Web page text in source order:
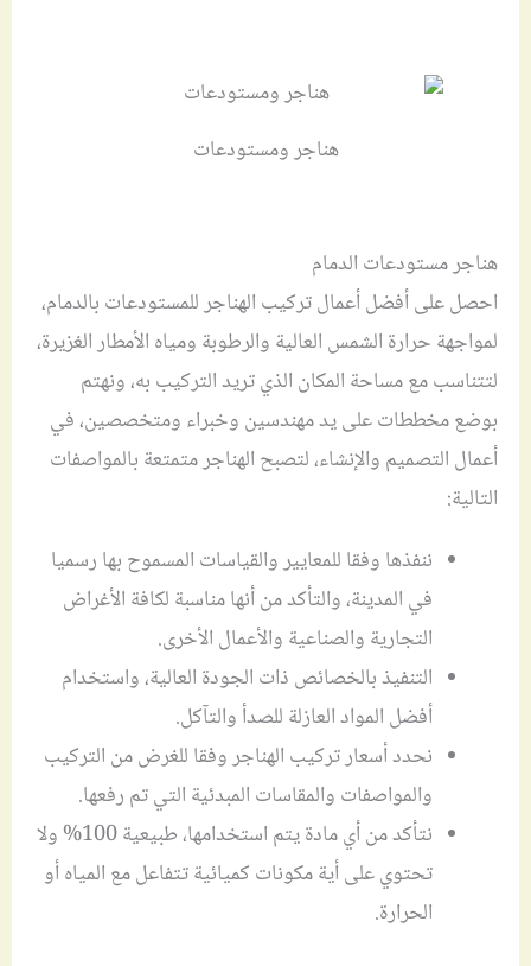
هناجر ومستودعات
هناجر مستودعات الدمام
احصل على أفضل أعمال تركيب الهناجر للمستودعات بالدمام،
لمواجهة حرارة الشمس العالية والرطوبة ومياه الأمطار الغزيرة،
لتتناسب مع مساحة المكان الذي تريد التركيب به، ونهتم
بوضع مخططات على يد مهندسين وخبراء ومتخصصين، في
أعمال التصميم والإنشاء، لتصبح الهناجر متمتعة بالمواصفات
التالية:
ننفذها وفقا للمعايير والقياسات المسموح بها رسميا
في المدينة، والتأكد من أنها مناسبة لكافة الأغراض
التجارية والصناعية والأعمال الأخرى.
التنفيذ بالخصائص ذات الجودة العالية، واستخدام
أفضل المواد العازلة للصدأ والتآكل.
نحدد أسعار تركيب الهناجر وفقا للغرض من التركيب
والمواصفات والمقاسات المبدئية التي تم رفعها.
نتأكد من أي مادة يتم استخدامها، طبيعية 100% ولا
تحتوي على أية مكونات كميائية تتفاعل مع المياه أو
الحرارة.